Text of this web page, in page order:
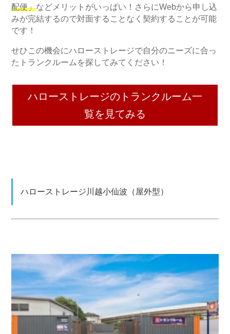
配便」などメリットがいっぱい！さらにWebから申し込
みが完結するので対面することなく契約することが可能
です！
せひこの機会にハローストレージで自分のニーズに合っ
たトランクルームを探してみてください！
ハローストレージのトランクルーム一
覧を見てみる
ハローストレージ川越小仙波（屋外型）